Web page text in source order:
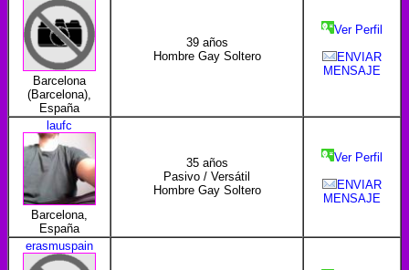
Barcelona
(Barcelona),
España
39 años
Hombre Gay Soltero
Ver Perfil
ENVIAR
MENSAJE
laufc
Barcelona,
España
35 años
Pasivo / Versátil
Hombre Gay Soltero
Ver Perfil
ENVIAR
MENSAJE
erasmuspain